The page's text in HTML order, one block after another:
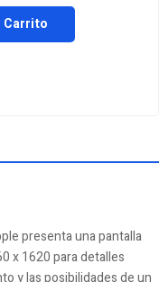
Carrito
presenta una pantalla
x 1620 para detalles
y las posibilidades de un